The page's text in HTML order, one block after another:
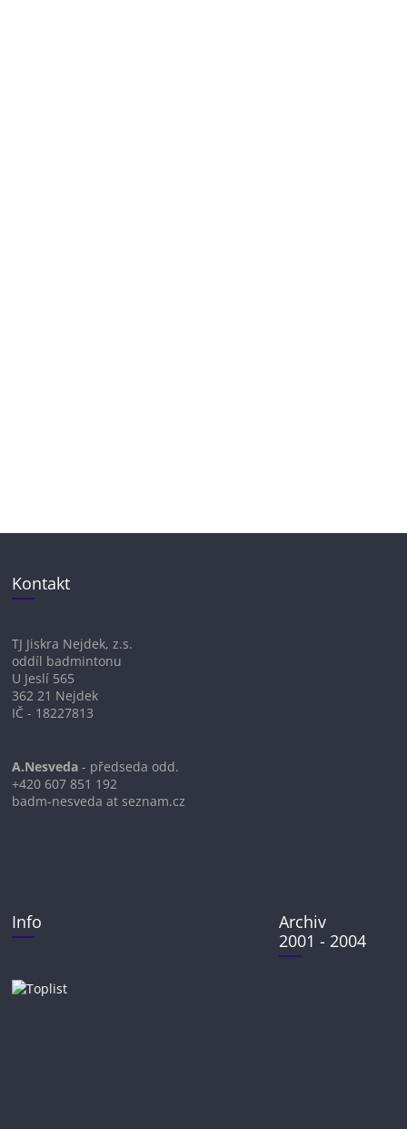
Kontakt
TJ Jiskra Nejdek, z.s.
oddíl badmintonu
U Jeslí 565
362 21 Nejdek
IČ - 18227813
A.Nesveda - předseda odd.
+420 607 851 192
badm-nesveda at seznam.cz
Info
Archiv
2001 - 2004